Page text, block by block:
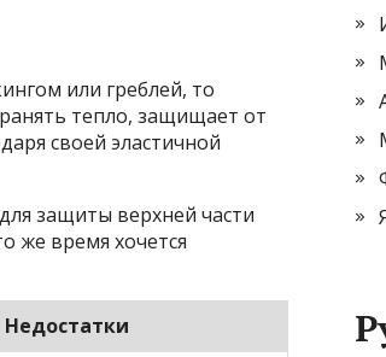
или греблей, то
тепло, защищает от
своей эластичной
защиты верхней части
же время хочется
Недостатки